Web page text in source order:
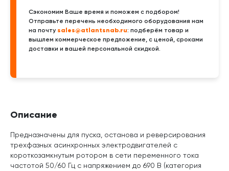
Сэкономим Ваше время и поможем с подбором!
Отправьте перечень необходимого оборудования нам
на почту sales@atlantsnab.ru: подберём товар и
вышлем коммерческое предложение, с ценой, сроками
доставки и вашей персональной скидкой.
Описание
Предназначены для пуска, останова и реверсирования
трехфазных асинхронных электродвигателей с
короткозамкнутым ротором в сети переменного тока
частотой 50/60 Гц с напряжением до 690 В (категория